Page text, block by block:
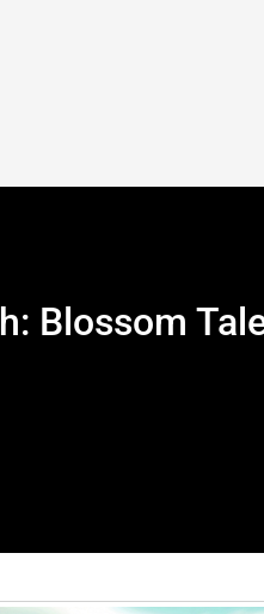
Blossom